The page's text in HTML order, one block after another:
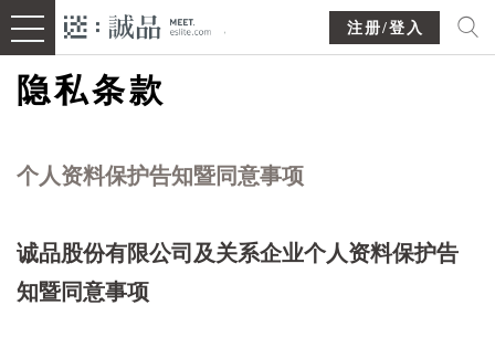
注册/登入
隐私条款
个人资料保护告知暨同意事项
诚品股份有限公司及关系企业个人资料保护告
知暨同意事项